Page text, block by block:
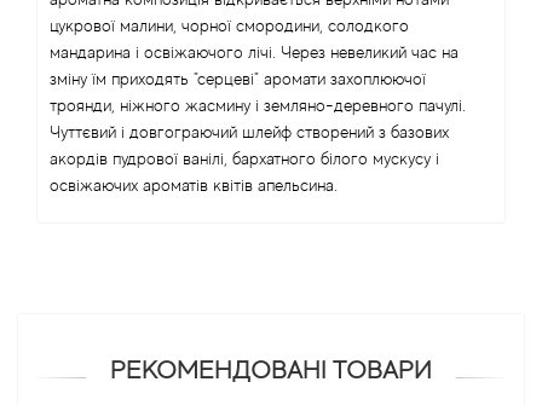
цукрової малини, чорної смородини, солодкого
мандарина і освіжаючого лічі. Через невеликий час на
зміну їм приходять "серцеві" аромати захоплюючої
троянди, ніжного жасмину і земляно-деревного пачулі.
Чуттєвий і довгограючий шлейф створений з базових
акордів пудрової ванілі, бархатного білого мускусу і
освіжаючих ароматів квітів апельсина.
РЕКОМЕНДОВАНІ ТОВАРИ
Amouroud
Andre L'Arom
Angel Schlesser